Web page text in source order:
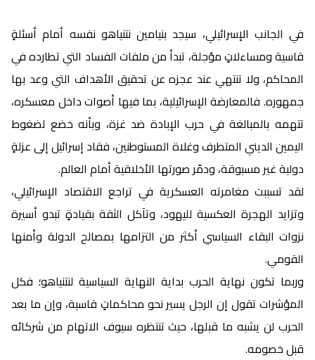
في الجانب الإسرائيلي، سيجد بنيامين نتنياهو نفسه أمام أسئلةٍ
قاسية ومساءلاتٍ مؤجلة، تبدأ من ملفات الفساد التي تطارده في
المحاكم، ولا تنتهي عند عجزه عن تحقيق الأهداف التي وعد بها
جمهوره. فالمعارضة الإسرائيلية، بما فيها أصوات داخل معسكره،
تتهمه بالمبالغة في حرب الإبادة ضد غزة، وبأنه خضع لضغوط
اليمين الديني المتطرف وغلاة المستوطنين، فقاد إسرائيل إلى عزلةٍ
دولية غير مسبوقة، ودمّر صورتها الأخلاقية أمام العالم.
لقد تسببت مغامرته العسكرية في تراجع الاقتصاد الإسرائيلي،
وتزايد الهجرة العكسية لليهود، وتآكل الثقة بقيادةٍ تبدو أسيرة
نزوات البقاء السياسي أكثر من التزامها بمصالح الدولة وأمنها
القومي.
وربما تكون نهاية الحرب بداية النهاية السياسية لنتنياهو؛ فكل
المؤشرات تقول إن الرجل يسير نحو محاكماتٍ قاسية، وإن ما بعد
الحرب لن يشبه ما قبلها، حيث تنتظره سيوف الاتهام من شركائه
قبل خصومه.